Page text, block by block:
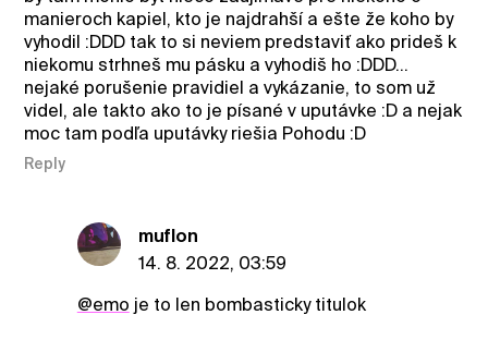
manieroch kapiel, kto je najdrahší a ešte že koho by
vyhodil :DDD tak to si neviem predstaviť ako prideš k
niekomu strhneš mu pásku a vyhodiš ho :DDD...
nejaké porušenie pravidiel a vykázanie, to som už
videl, ale takto ako to je písané v uputávke :D a nejak
moc tam podľa uputávky riešia Pohodu :D
Reply
muflon
14. 8. 2022, 03:59
@emo je to len bombasticky titulok